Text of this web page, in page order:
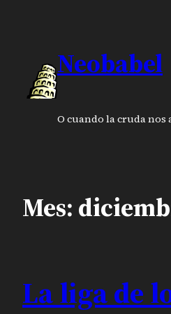
contenidoNeobabel
O cuando la cruda nos
Mes:
La liga de